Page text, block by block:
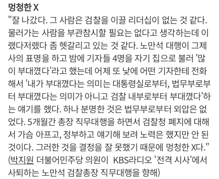
멍청한 X
"잘 나갔다. 그 사람은 검찰을 이끌 리더십이 없는 것 같다.
물러가는 사람을 부관참시할 필요는 없다고 생각하는데 이
랬다저랬다 좀 헷갈리고 있는 것 같다. 노만석 대행이 그제
사의 표명을 하고 밤에 기자들 4명을 자기 집으로 불러 '많
이 부대꼈다'라고 했는데 어제 또 낮에 어떤 기자한테 전화
해서 '내가 부대꼈다는 의미는 대통령실로부터, 법무부로부
터 부대꼈다는 의미가 아니고 검찰 내부로부터 부대꼈다'하
는 얘기를 했다. 하나 분명한 것은 법무부로부터 외압은 없
었다. 5개월간 총장 직무대행을 하면서 검찰청 폐지에 대해
서 가슴 아프고, 정부하고 얘기해 보려 노력은 했지만 안 된
것이다. 그러한 것을 결정을 잘 못했기 때문에 멍청한 X다."
(박지원 더불어민주당 의원이 KBS라디오 '전격 시사'에서
사퇴하는 노만석 검찰총장 직무대행을 향해)